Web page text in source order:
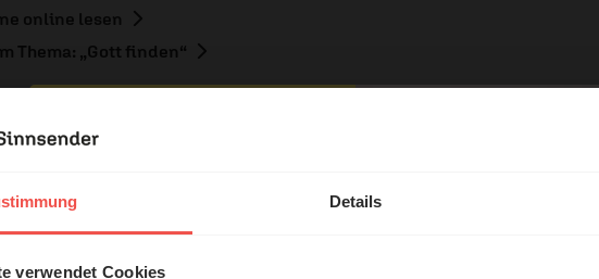
Details
verwendet Cookies
online lesen
Thema: „Gott finden“
Erzähl mal!
Das erleben unsere Hörerinnen
und Hörer mit Gott ...